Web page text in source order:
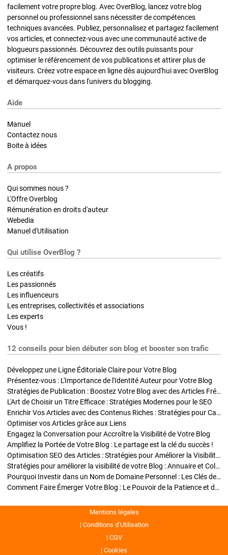
facilement votre propre blog. Avec OverBlog, lancez votre blog
personnel ou professionnel sans nécessiter de compétences
techniques avancées. Publiez, personnalisez et partagez facilement
vos articles, et connectez-vous avec une communauté active de
blogueurs passionnés. Découvrez des outils puissants pour
optimiser le référencement de vos publications et attirer plus de
visiteurs. Créez votre espace en ligne dès aujourd'hui avec OverBlog
et démarquez-vous dans l'univers du blogging.
Aide
Manuel
Contactez nous
Boite à idées
A propos
Qui sommes nous ?
L'Offre Overblog
Rémunération en droits d'auteur
Webedia
Manuel d'Utilisation
Qui utilise OverBlog ?
Les créatifs
Les passionnés
Les influenceurs
Les entreprises, collectivités et associations
Les experts
Vous !
12 conseils pour bien débuter son blog et booster son trafic
Développez une Ligne Éditoriale Claire pour Votre Blog
Présentez-vous : L'Importance de l'Identité Auteur pour Votre Blog
Stratégies de Publication : Boostez Votre Blog avec des Articles Fréquents et Exclusifs
L'Art de Choisir un Titre Efficace : Stratégies Modernes pour le SEO
Enrichir Vos Articles avec des Contenus Riches : Stratégies pour Captiver et Optimiser
Optimiser vos Articles grâce aux Liens
Engagez la Conversation pour Accroître la Visibilité de Votre Blog
Amplifiez la Portée de Votre Blog : Le partage est la clé du succès !
Optimisation SEO des Articles : Stratégies pour Améliorer la Visibilité de Votre Blog
Stratégies pour améliorer la visibilité de votre Blog : Annuaire et Collaborations
Pourquoi Investir dans un Nom de Domaine Personnel : Les Clés de la Réussite de Votre Blog
Comment Faire Émerger Votre Blog : Le Pouvoir de la Patience et de la Persévérance
Mentions légales
Conditions d’Utilisation
CGV
Cookies